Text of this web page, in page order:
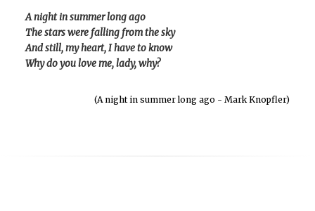
A night in summer long ago
The stars were falling from the sky
And still, my heart, I have to know
Why do you love me, lady, why?
(A night in summer long ago - Mark Knopfler)